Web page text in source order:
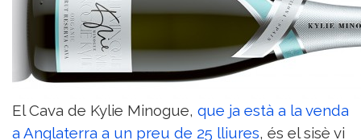
El Cava de Kylie Minogue, que ja està a la venda
a Anglaterra a un preu de 25 lliures, és el sisè vi